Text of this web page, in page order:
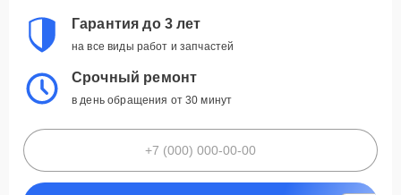
Гарантия до 3 лет
на все виды работ и запчастей
Срочный ремонт
в день обращения от 30 минут